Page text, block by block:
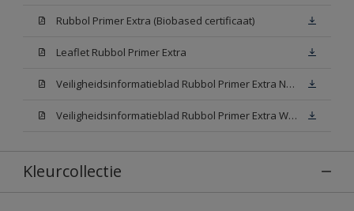
Rubbol Primer Extra (Biobased certificaat)
Leaflet Rubbol Primer Extra
Veiligheidsinformatieblad Rubbol Primer Extra N00 (MSDS)
Veiligheidsinformatieblad Rubbol Primer Extra White W05 (MSDS)
Kleurcollectie